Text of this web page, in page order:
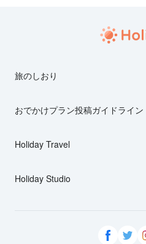
旅のしおり
おでかけプラン投稿ガイドライン
Holiday Travel
Holiday Studio